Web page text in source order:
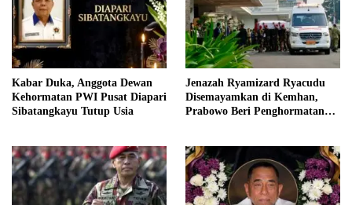
Kabar Duka, Anggota Dewan
Kehormatan PWI Pusat Diapari
Sibatangkayu Tutup Usia
Jenazah Ryamizard Ryacudu
Disemayamkan di Kemhan,
Prabowo Beri Penghormatan